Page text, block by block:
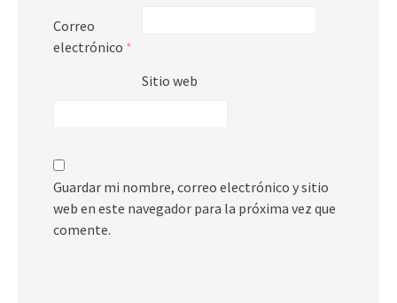
Correo
electrónico *
Sitio web
Guardar mi nombre, correo electrónico y sitio
web en este navegador para la próxima vez que
comente.